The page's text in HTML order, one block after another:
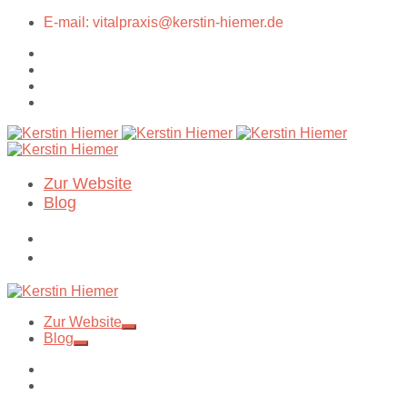
E-mail: vitalpraxis@kerstin-hiemer.de
Zur Website
Blog
Zur Website
Blog